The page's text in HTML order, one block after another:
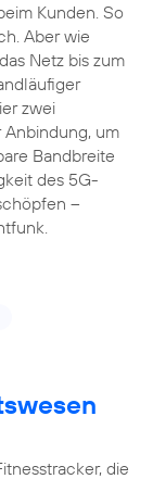
Kunden. So
Aber wie
Netz bis zum
zwei
um
Bandbreite
des 5G-
–
die